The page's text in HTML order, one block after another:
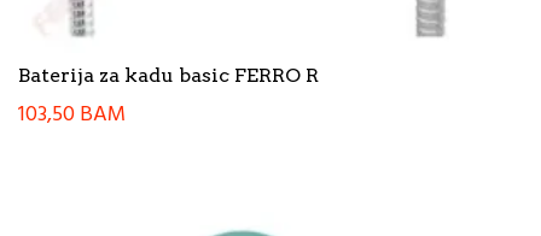
Baterija za kadu basic FERRO R
103,50BAM